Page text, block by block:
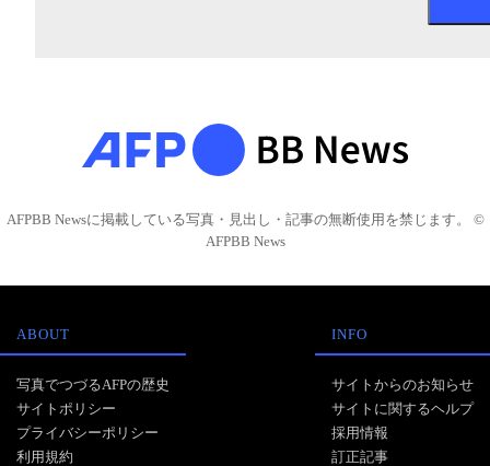
AFPBB Newsに掲載している写真・見出し・記事の無断使用を禁じます。 ©
AFPBB News
ABOUT
写真でつづるAFPの歴史
サイトポリシー
プライバシーポリシー
利用規約
INFO
サイトからのお知らせ
サイトに関するヘルプ
採用情報
訂正記事